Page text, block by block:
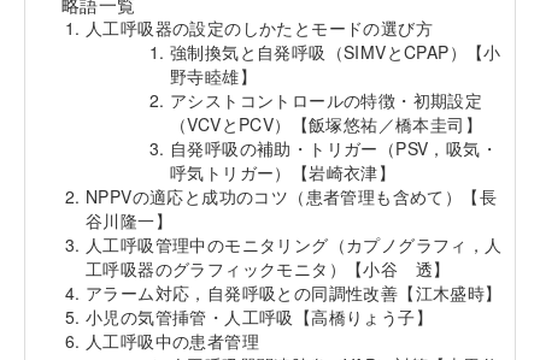
人工呼吸器の設定のしかたとモードの選び方
強制換気と自発呼吸（SIMVとCPAP）【小
野寺睦雄】
アシストコントロールの特徴・初期設定
（VCVとPCV）【飯塚悠祐／橋本圭司】
自発呼吸の補助・トリガー（PSV，吸気・
呼気トリガー）【岩崎衣津】
NPPVの適応と成功のコツ（患者管理も含めて）【長
谷川隆一】
人工呼吸管理中のモニタリング（カプノグラフィ，人
工呼吸器のグラフィックモニタ）【小谷 透】
アラーム対応，自発呼吸との同調性改善【江木盛時】
小児の気管挿管・人工呼吸【高橋りょう子】
人工呼吸中の患者管理